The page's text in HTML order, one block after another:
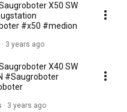
MEDION Shop:
ohne überflüssige und teure
Erfahrung. Du willst
komm zu MEDION!
X50 SW
#x50 #medion
3 years ago
X40 SW
#Saugroboter
3 years ago